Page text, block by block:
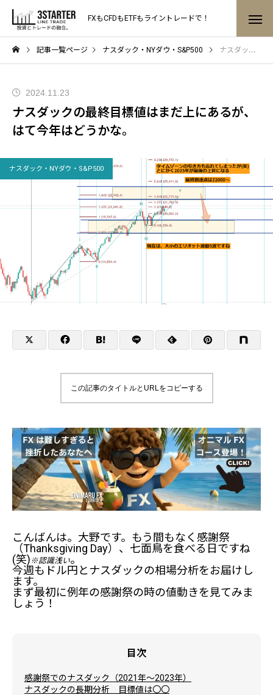
FXもCFDもETFもライントレードで！
記事一覧ページ ナスダック・NYダウ・S&P500 ナスダックの最終目標値はまだ上にあるが、はて今年はどうかな。
2024.11.23
ナスダックの最終目標値はまだ上にあるが、
はて今年はどうかな。
ナスダック・NYダウ・S&P500
この記事のタイトルとURLをコピーする
こんばんは。大野です。もう間もなく感謝祭
（Thanksgiving Day）、七面鳥を食べる日ですね
(笑) ※認識浅い。
今週もドル円とナスダックの相場分析をお届けし
ます。
まず最初に例年の感謝祭の時の値動きを見てみま
しょう！
目次
感謝祭でのナスダック（2021年～2023年）
ナスダックの長期分析 目標値は〇〇